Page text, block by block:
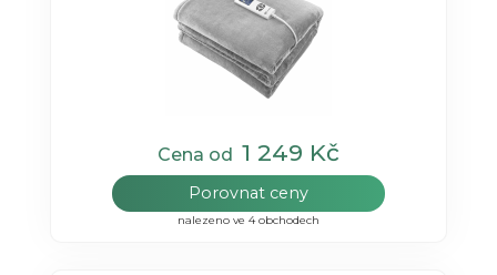
Cena od 1 249 Kč
Porovnat ceny
nalezeno ve 4 obchodech